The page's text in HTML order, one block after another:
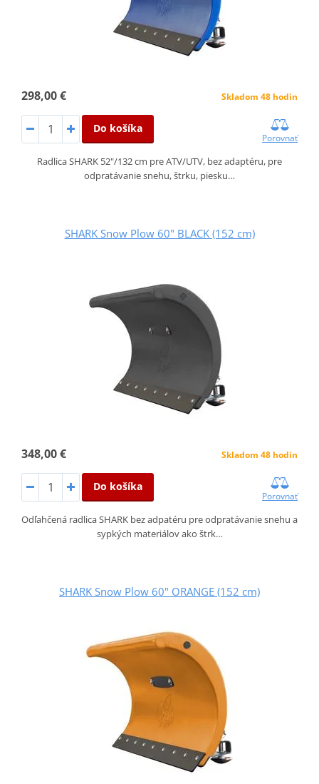
298,00 € Skladom 48 hodin
Do košíka
Porovnať
Radlica SHARK 52"/132 cm pre ATV/UTV, bez adaptéru, pre
odpratávanie snehu, štrku, piesku…
SHARK Snow Plow 60" BLACK (152 cm)
348,00 € Skladom 48 hodin
Do košíka
Porovnať
Odľahčená radlica SHARK bez adpatéru pre odpratávanie snehu a
sypkých materiálov ako štrk…
SHARK Snow Plow 60" ORANGE (152 cm)